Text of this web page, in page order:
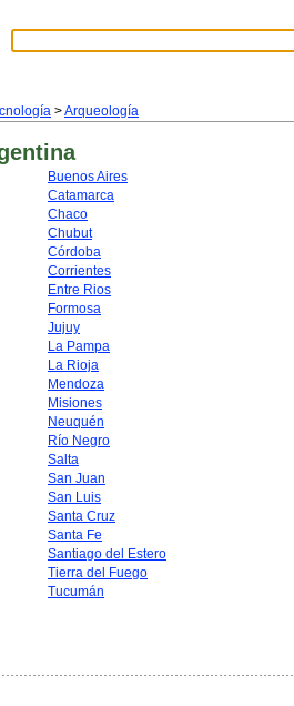
>Arqueología
Buenos Aires
Catamarca
Chaco
Chubut
Córdoba
Corrientes
Entre Rios
Formosa
Jujuy
La Pampa
La Rioja
Mendoza
Misiones
Neuquén
Río Negro
Salta
San Juan
San Luis
Santa Cruz
Santa Fe
Santiago del Estero
Tierra del Fuego
Tucumán